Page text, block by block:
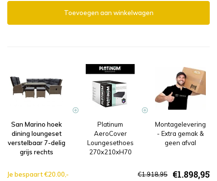
Toevoegen aan winkelwagen
San Marino hoek
dining loungeset
verstelbaar 7-delig
grijs rechts
Platinum
AeroCover
Loungesethoes
270x210xH70
Montagelevering
- Extra gemak &
geen afval
Je bespaart €20.00,- €1.918,95 €1.898,95